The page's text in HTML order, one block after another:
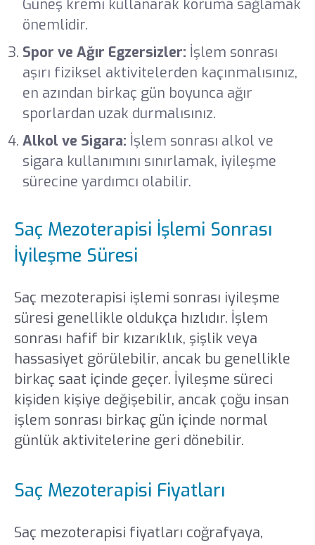
Güneş kremi kullanarak koruma sağlamak
önemlidir.
Spor ve Ağır Egzersizler: İşlem sonrası
aşırı fiziksel aktivitelerden kaçınmalısınız,
en azından birkaç gün boyunca ağır
sporlardan uzak durmalısınız.
Alkol ve Sigara: İşlem sonrası alkol ve
sigara kullanımını sınırlamak, iyileşme
sürecine yardımcı olabilir.
Saç Mezoterapisi İşlemi Sonrası
İyileşme Süresi
Saç mezoterapisi işlemi sonrası iyileşme
süresi genellikle oldukça hızlıdır. İşlem
sonrası hafif bir kızarıklık, şişlik veya
hassasiyet görülebilir, ancak bu genellikle
birkaç saat içinde geçer. İyileşme süreci
kişiden kişiye değişebilir, ancak çoğu insan
işlem sonrası birkaç gün içinde normal
günlük aktivitelerine geri dönebilir.
Saç Mezoterapisi Fiyatları
Saç mezoterapisi fiyatları coğrafyaya,